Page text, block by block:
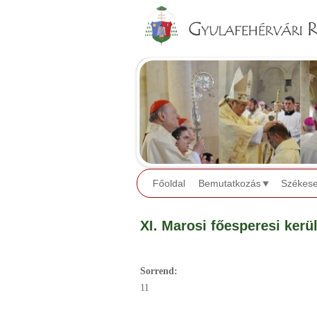
Főoldal Bemutatkozás
XI. Marosi főesperesi
Sorrend:
11